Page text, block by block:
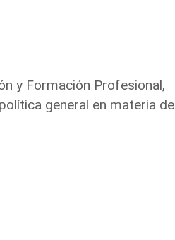
y Formación Profesional,
general en materia de